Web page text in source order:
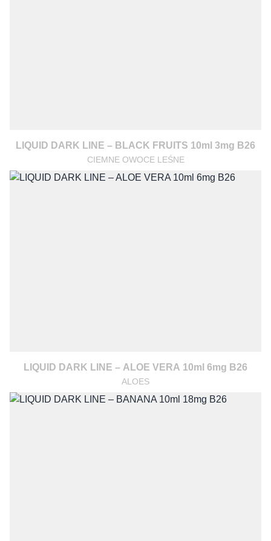
LIQUID DARK LINE – BLACK FRUITS 10ml 3mg B26
CIEMNE OWOCE LEŚNE
LIQUID DARK LINE – ALOE VERA 10ml 6mg B26
ALOES